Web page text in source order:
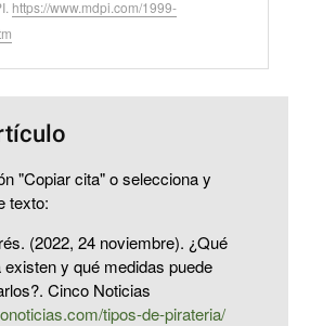
https://www.mdpi.com/1999-
"Copiar cita" o selecciona y
texto:
(2022, 24 noviembre). ¿Qué
y qué medidas puede
Cinco Noticias
tipos-de-pirateria/